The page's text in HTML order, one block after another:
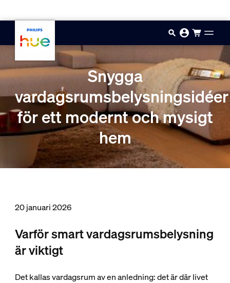
Snygga
vardagsrumsbelysningsidéer
för ett modernt och mysigt
hem
20 januari 2026
Varför smart vardagsrumsbelysning
är viktigt
Det kallas vardagsrum av en anledning: det är där livet